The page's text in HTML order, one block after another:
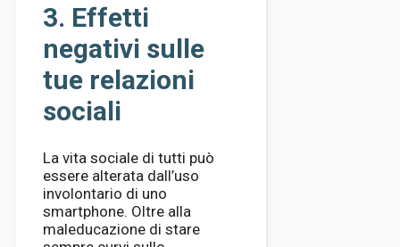
3. Effetti
negativi sulle
tue relazioni
sociali
La vita sociale di tutti può
essere alterata dall’uso
involontario di uno
smartphone. Oltre alla
maleducazione di stare